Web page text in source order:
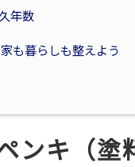
年数
も暮らしも整えよう
ンキ（塗